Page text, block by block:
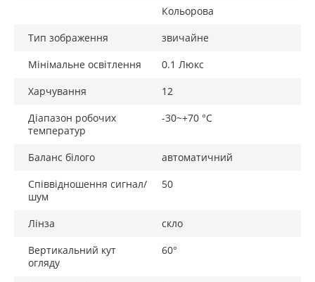
Кольорова
Тип зображення
звичайне
Мінімальне освітлення
0.1 Люкс
Харчування
12
Діапазон робочих
температур
-30~+70 °C
Баланс білого
автоматичний
Співвідношення сигнал/
шум
50
Лінза
скло
Вертикальний кут
огляду
60°